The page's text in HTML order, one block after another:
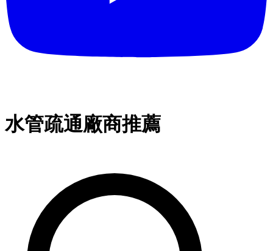
水管疏通廠商推薦